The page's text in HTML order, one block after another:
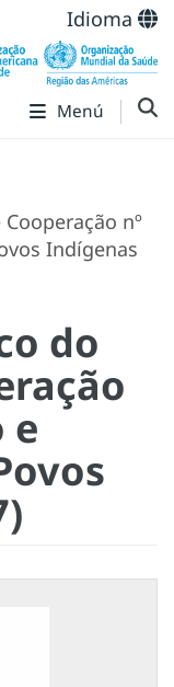
Idioma
Menú
nº
Indígenas
do
e